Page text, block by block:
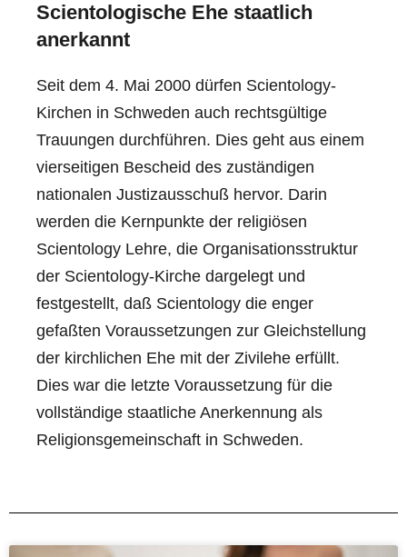
Scientologische Ehe staatlich
anerkannt
Seit dem 4. Mai 2000 dürfen Scientology-
Kirchen in Schweden auch rechtsgültige
Trauungen durchführen. Dies geht aus einem
vierseitigen Bescheid des zuständigen
nationalen Justizausschuß hervor. Darin
werden die Kernpunkte der religiösen
Scientology Lehre, die Organisationsstruktur
der Scientology-Kirche dargelegt und
festgestellt, daß Scientology die enger
gefaßten Voraussetzungen zur Gleichstellung
der kirchlichen Ehe mit der Zivilehe erfüllt.
Dies war die letzte Voraussetzung für die
vollständige staatliche Anerkennung als
Religionsgemeinschaft in Schweden.